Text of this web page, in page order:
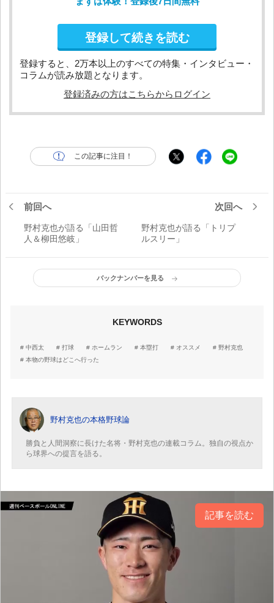
登録して続きを読む
登録すると、2万本以上のすべての特集・インタビュー・
コラムが読み放題となります。
登録済みの方はこちらからログイン
この記事に注目！
前回へ
野村克也が語る「山田哲
人＆柳田悠岐」
次回へ
野村克也が語る「トリプ
ルスリー」
バックナンバーを見る
KEYWORDS
中西太 打球 ホームラン 本塁打 オススメ
野村克也
本物の野球はどこへ行った
野村克也の本格野球論
勝負と人間洞察に長けた名将・野村克也の連載コラム。独自の視点か
ら球界への提言を語る。
記事を読む